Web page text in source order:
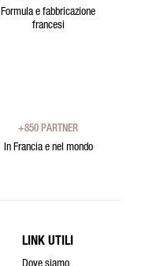
Formula e fabbricazione
francesi
+850 PARTNER
In Francia e nel mondo
LINK UTILI